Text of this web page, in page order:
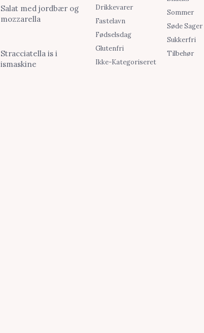
Salat med jordbær og
mozzarella
Stracciatella is i
ismaskine
Drikkevarer
Fastelavn
Fødselsdag
Glutenfri
Ikke-Kategoriseret
Sommer
Søde Sager
Sukkerfri
Tilbehør